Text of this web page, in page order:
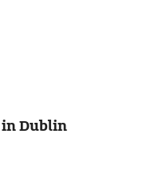
in Dublin